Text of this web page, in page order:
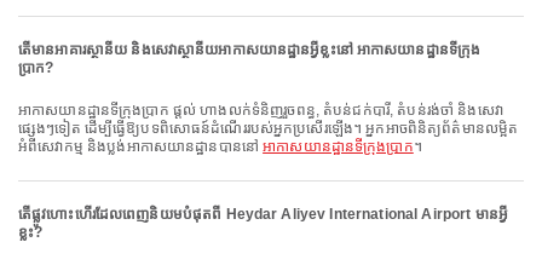
តើមានអាគារស្ថានីយ និងសេវាស្ថានីយអាកាសយានដ្ឋានអ្វីខ្លះនៅ អាកាសយានដ្ឋានទីក្រុង
ប្រាក?
អាកាសយានដ្ឋានទីក្រុងប្រាក ផ្តល់ ហាងលក់ទំនិញរួចពន្ធ, តំបន់ជក់បារី, តំបន់រង់ចាំ និងសេវា
ផ្សេងៗទៀត ដើម្បីធ្វើឱ្យបទពិសោធន៍ដំណើររបស់អ្នកប្រសើរឡើង។ អ្នកអាចពិនិត្យព័ត៌មានលម្អិត
អំពីសេវាកម្ម និងប្លង់អាកាសយានដ្ឋានបាននៅអាកាសយានដ្ឋានទីក្រុងប្រាក។
តើផ្លូវហោះហើរដែលពេញនិយមបំផុតពី Heydar Aliyev International Airport មានអ្វី
ខ្លះ?